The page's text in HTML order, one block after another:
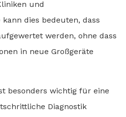
und
dies bedeuten, dass
werden, ohne dass
in neue Großgeräte
besonders wichtig für eine
Diagnostik